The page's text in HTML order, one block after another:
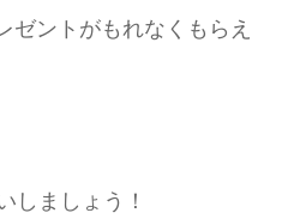
ントがもれなくもらえ
しましょう！